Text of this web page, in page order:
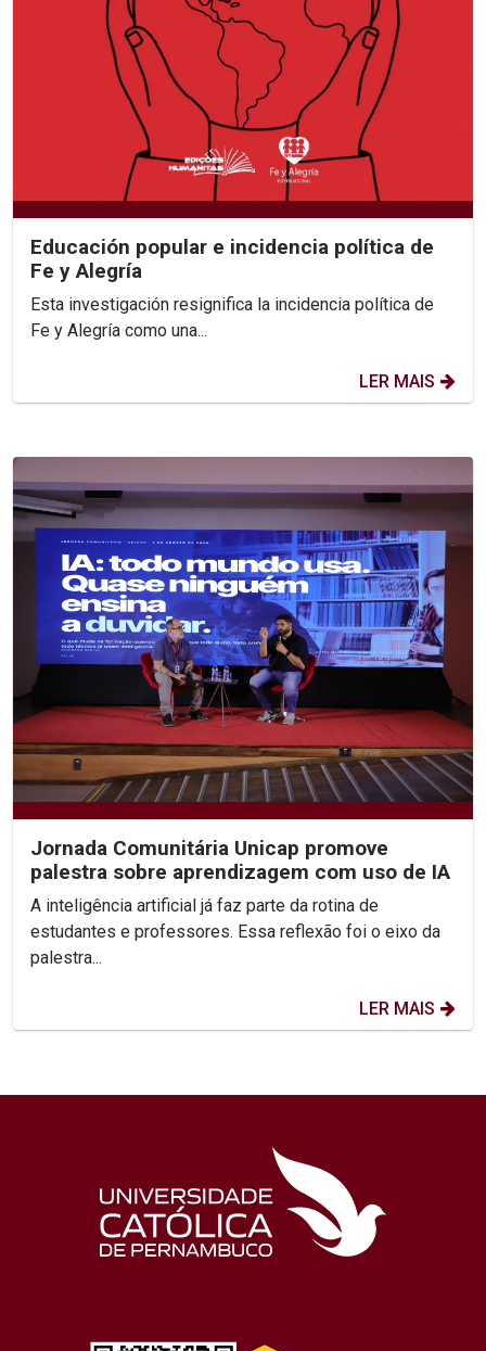
Educación popular e incidencia política de
Fe y Alegría
Esta investigación resignifica la incidencia política de
Fe y Alegría como una...
LER MAIS
Jornada Comunitária Unicap promove
palestra sobre aprendizagem com uso de IA
A inteligência artificial já faz parte da rotina de
estudantes e professores. Essa reflexão foi o eixo da
palestra...
LER MAIS